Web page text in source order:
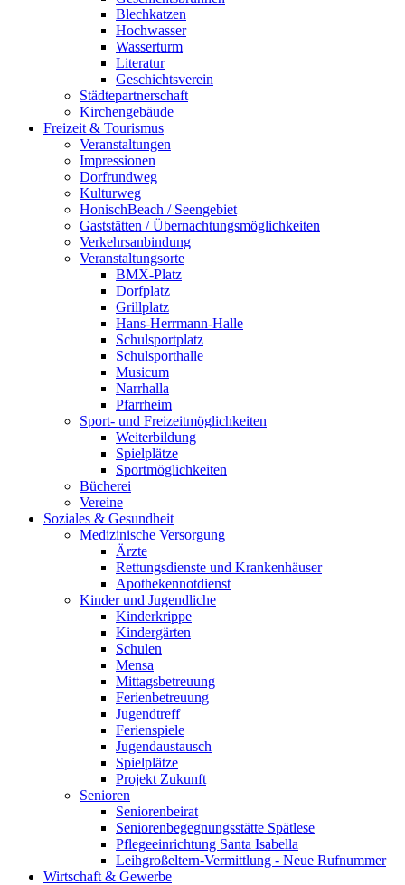
Blechkatzen
Hochwasser
Wasserturm
Literatur
Geschichtsverein
Städtepartnerschaft
Kirchengebäude
Freizeit & Tourismus
Veranstaltungen
Impressionen
Dorfrundweg
Kulturweg
HonischBeach / Seengebiet
Gaststätten / Übernachtungsmöglichkeiten
Verkehrsanbindung
Veranstaltungsorte
BMX-Platz
Dorfplatz
Grillplatz
Hans-Herrmann-Halle
Schulsportplatz
Schulsporthalle
Musicum
Narrhalla
Pfarrheim
Sport- und Freizeitmöglichkeiten
Weiterbildung
Spielplätze
Sportmöglichkeiten
Bücherei
Vereine
Soziales & Gesundheit
Medizinische Versorgung
Ärzte
Rettungsdienste und Krankenhäuser
Apothekennotdienst
Kinder und Jugendliche
Kinderkrippe
Kindergärten
Schulen
Mensa
Mittagsbetreuung
Ferienbetreuung
Jugendtreff
Ferienspiele
Jugendaustausch
Spielplätze
Projekt Zukunft
Senioren
Seniorenbeirat
Seniorenbegegnungsstätte Spätlese
Pflegeeinrichtung Santa Isabella
Leihgroßeltern-Vermittlung - Neue Rufnummer
Wirtschaft & Gewerbe